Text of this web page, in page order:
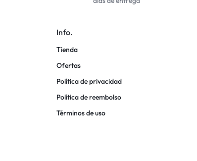
Info.
Tienda
Ofertas
Política de privacidad
Política de reembolso
Términos de uso